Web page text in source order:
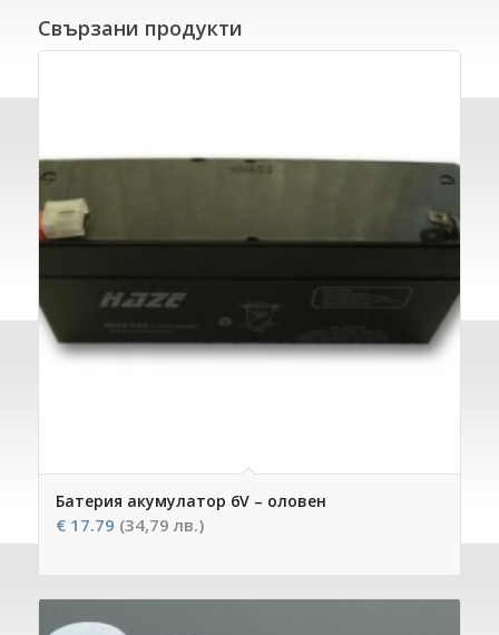
Свързани продукти
Батерия акумулатор 6V – оловен
€17.79 (34,79 лв.)